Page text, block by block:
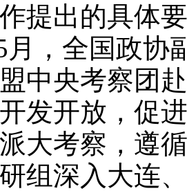
提出的具体
月，全国政协
中央考察团
发开放，促
大考察，遵
组深入大连